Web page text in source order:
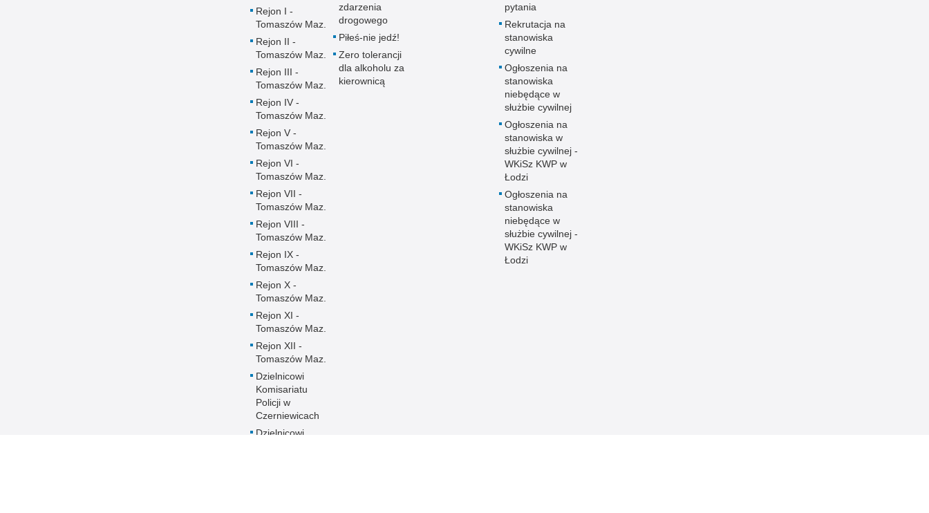
Rejon I -
Tomaszów Maz.
Rejon II -
Tomaszów Maz.
Rejon III -
Tomaszów Maz.
Rejon IV -
Tomaszów Maz.
Rejon V -
Tomaszów Maz.
Rejon VI -
Tomaszów Maz.
Rejon VII -
Tomaszów Maz.
Rejon VIII -
Tomaszów Maz.
Rejon IX -
Tomaszów Maz.
Rejon X -
Tomaszów Maz.
Rejon XI -
Tomaszów Maz.
Rejon XII -
Tomaszów Maz.
Dzielnicowi
Komisariatu
Policji w
Czerniewicach
Dzielnicowi
zdarzenia
drogowego
Piłeś-nie jedź!
Zero tolerancji
dla alkoholu za
kierownicą
pytania
Rekrutacja na
stanowiska
cywilne
Ogłoszenia na
stanowiska
niebędące w
służbie cywilnej
Ogłoszenia na
stanowiska w
służbie cywilnej -
WKiSz KWP w
Łodzi
Ogłoszenia na
stanowiska
niebędące w
służbie cywilnej -
WKiSz KWP w
Łodzi